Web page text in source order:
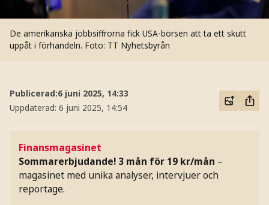
De amerikanska jobbsiffrorna fick USA-börsen att ta ett skutt
uppåt i förhandeln. Foto: TT Nyhetsbyrån
Publicerad:6 juni 2025, 14:33
Uppdaterad: 6 juni 2025, 14:54
Finansmagasinet
Sommarerbjudande! 3 mån för 19 kr/mån –
magasinet med unika analyser, intervjuer och
reportage.